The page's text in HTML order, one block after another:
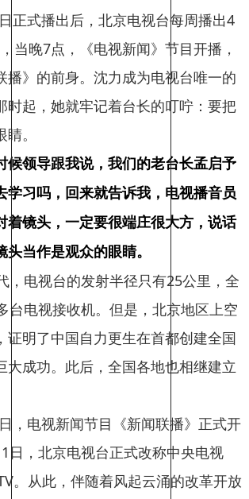
正式播出后，北京电视台每周播出4
当晚7点，《电视新闻》节目开播，
播》的前身。沈力成为电视台唯一的
时起，她就牢记着台长的叮咛：要把
。
候领导跟我说，我们的老台长孟启予
学习吗，回来就告诉我，电视播音员
着镜头，一定要很端庄很大方，说话
当作是观众的眼睛。
，电视台的发射半径只有25公里，全
台电视接收机。但是，北京地区上空
证明了中国自力更生在首都创建全国
大成功。此后，全国各地也相继建立
，电视新闻节目《新闻联播》正式开
日，北京电视台正式改称中央电视
。从此，伴随着风起云涌的改革开放